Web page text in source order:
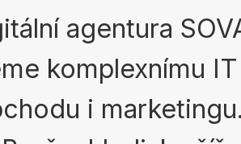
agentura
komplexnímu
i